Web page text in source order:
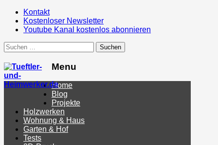
Kontakt
Kostenloser Newsletter
Youtube Kanal kostenlos abonnieren
Suchen
nach:
Menu
Menu
Home
Blog
Projekte
Holzwerken
Wohnung & Haus
Garten & Hof
Tests